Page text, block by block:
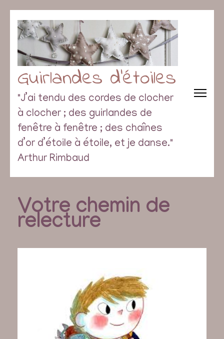
Guirlandes d’étoiles
"J’ai tendu des cordes de clocher
à clocher ; des guirlandes de
fenêtre à fenêtre ; des chaînes
d’or d’étoile à étoile, et je danse."
Arthur Rimbaud
Votre chemin de
relecture